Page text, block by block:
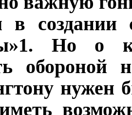
в создании
Но о
обороной
нужен